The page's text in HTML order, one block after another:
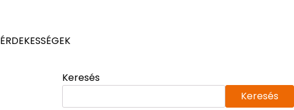
ÉRDEKESSÉGEK
Keresés
Keresés